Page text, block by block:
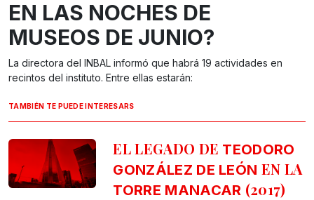
EN LAS NOCHES DE
MUSEOS DE JUNIO?
La directora del INBAL informó que habrá 19 actividades en
recintos del instituto. Entre ellas estarán:
TAMBIÉN TE PUEDE INTERESARS
EL LEGADO DE TEODORO
GONZÁLEZ DE LEÓN EN LA
TORRE MANACAR (2017)